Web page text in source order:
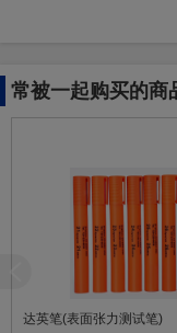
常被一起购买的商
达英笔(表面张力测试笔)